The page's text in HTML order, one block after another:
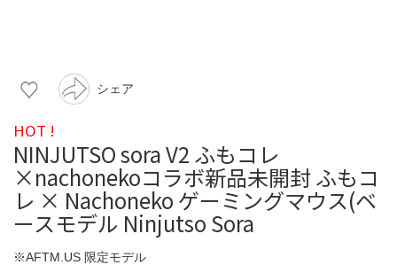
シェア
HOT !
NINJUTSO sora V2 ふもコレ
×nachonekoコラボ新品未開封 ふもコ
レ × Nachoneko ゲーミングマウス(ベ
ースモデル Ninjutso Sora
※AFTM.US 限定モデル